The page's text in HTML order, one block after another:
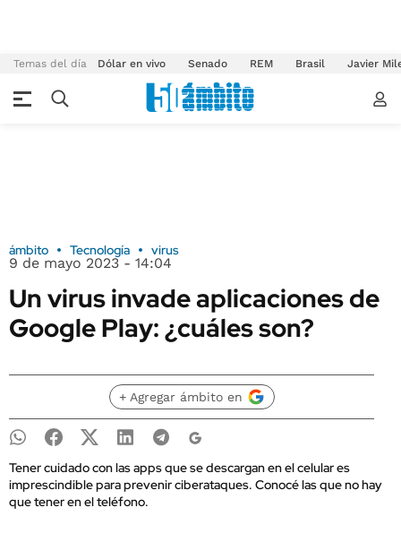
Temas del día Dólar en vivo Senado REM Brasil Javier
ámbito Tecnología virus
9 de mayo 2023 - 14:04
Un virus invade aplicaciones de
Google Play: ¿cuáles son?
+ Agregar ámbito en
Tener cuidado con las apps que se descargan en el celular es
imprescindible para prevenir ciberataques. Conocé las que no hay
que tener en el teléfono.